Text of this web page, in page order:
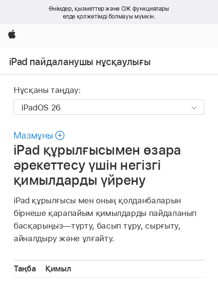
Өнімдер, қызметтер және ОЖ функциялары
елде қолжетімді болмауы мүмкін.
Apple
iPad пайдаланушы нұсқаулығы
Нұсқаны таңдау:
Мазмұны
iPad құрылғысымен өзара
әрекеттесу үшін негізгі
қимылдарды үйрену
iPad құрылғысы мен оның қолданбаларын
бірнеше қарапайым қимылдарды пайдаланып
басқарыңыз—түрту, басып тұру, сырғыту,
айналдыру және ұлғайту.
Таңба Қимыл